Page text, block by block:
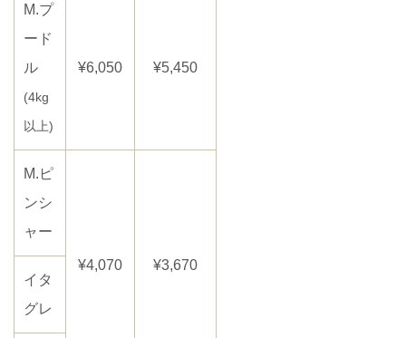
M.プ
ード
ル
(4kg
以上)
¥6,050 ¥5,450
M.ピ
ンシ
ャー
¥4,070
¥3,670
イタ
グレ